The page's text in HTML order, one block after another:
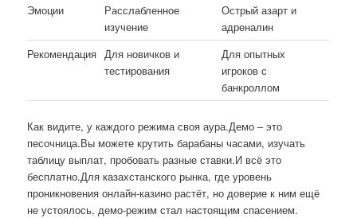
Эмоции
Расслабленное
изучение
Острый азарт и
адреналин
Рекомендация Для новичков и
тестирования
Для опытных
игроков с
банкроллом
Как видите, у каждого режима своя аура.Демо – это
песочница.Вы можете крутить барабаны часами, изучать
таблицу выплат, пробовать разные ставки.И всё это
бесплатно.Для казахстанского рынка, где уровень
проникновения онлайн-казино растёт, но доверие к ним ещё
не устоялось, демо-режим стал настоящим спасением.